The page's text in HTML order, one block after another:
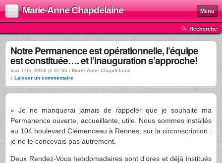
Marie-Anne Chapdelaine Menu
Recherche
Notre Permanence est opérationnelle, l’équipe
est constituée…. et l’inauguration s’approche!
mai 17th, 2013 @ 07:55 › Marie-Anne Chapdelaine
↓ Laisser un commentaire
« Je ne manquerai jamais de rappeler que je souhaite ma
Permanence ouverte, accueillante, utile. Nous sommes installés
au 104 boulevard Clémenceau à Rennes, sur la circonscription :
je ne le concevais pas autrement.
Deux Rendez-Vous hebdomadaires sont d’ores et déjà institués